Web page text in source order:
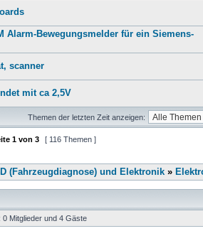
Alarm-Bewegungsmelder für ein Siemens-
scanner
mit ca 2,5V
Themen der letzten Zeit anzeigen:
1 von 3 [ 116 Themen ]
(Fahrzeugdiagnose) und Elektronik »
0 Mitglieder und 4 Gäste